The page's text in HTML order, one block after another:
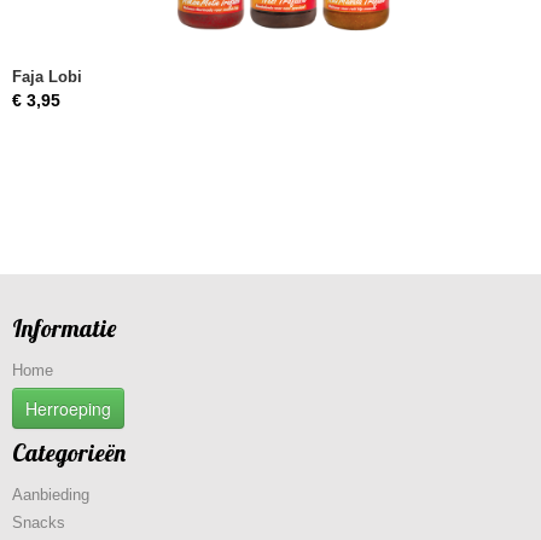
Faja Lobi
€ 3,95
Informatie
Home
Herroeping
Categorieën
Aanbieding
Snacks